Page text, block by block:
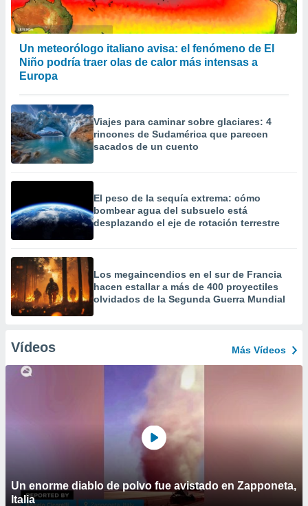
Un meteorólogo italiano avisa: el fenómeno de El
Niño podría traer olas de calor más intensas a
Europa
Viajes para caminar sobre glaciares: 4
rincones de Sudamérica que parecen
sacados de un cuento
El peso de la sequía extrema: cómo
bombear agua del subsuelo está
desplazando el eje de rotación terrestre
Los megaincendios en el sur de Francia
hacen estallar a más de 400 proyectiles
olvidados de la Segunda Guerra Mundial
Vídeos Más Vídeos
Un enorme diablo de polvo fue avistado en Zapponeta,
Italia